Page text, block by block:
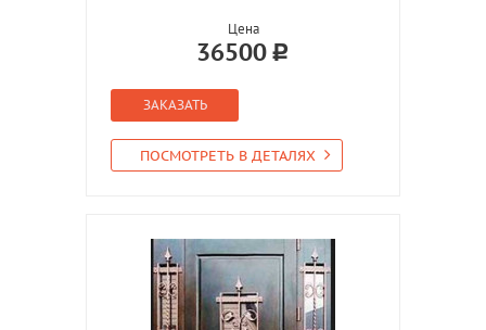
Цена
36500
ЗАКАЗАТЬ
ПОСМОТРЕТЬ В ДЕТАЛЯХ